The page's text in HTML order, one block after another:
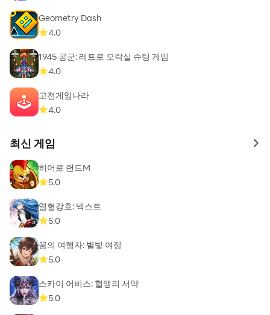
Geometry Dash
4.0
1945 공군: 레트로 오락실 슈팅 게임
4.0
고전게임나라
4.0
최신 게임 to
히어로 랜드M
5.0
열혈강호: 넥스트
5.0
꿈의 여행자: 별빛 여정
5.0
스카이 어비스: 혈맹의 서약
5.0